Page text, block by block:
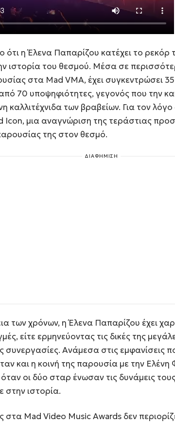
ότι η Έλενα Παπαρίζου κατέχει το
ιστορία του θεσμού. Μέσα σε
στα Mad VMA, έχει συγκεντρώσει
70 υποψηφιότητες, γεγονός που την
καλλιτέχνιδα των βραβείων. Για τον λόγο
Icon, μια αναγνώριση της τεράστιας
της στον θεσμό.
ΔΙΑΦΗΜΙΣΗ
των χρόνων, η Έλενα Παπαρίζου έχει
είτε ερμηνεύοντας τις δικές της
συνεργασίες. Ανάμεσα στις εμφανίσεις
και η κοινή της παρουσία με την
οι δύο σταρ ένωσαν τις δυνάμεις
στην ιστορία.
στα Mad Video Music Awards δεν